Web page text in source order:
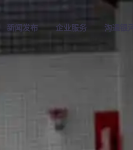
新闻发布 企业服务 沟通 银